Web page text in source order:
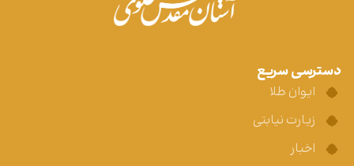
دسترسی سریع
ایوان طلا
زیارت نیابتی
اخبار